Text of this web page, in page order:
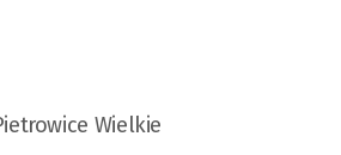
Wielkie